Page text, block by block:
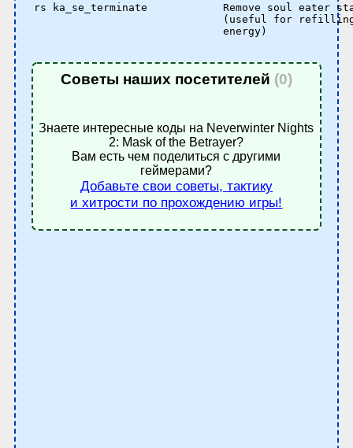
rs ka_se_terminate            Remove soul eater
(useful for
                              energy)
Советы наших посетителей (0)
Знаете интересные коды на Neverwinter Nights
2: Mask of the Betrayer?
Вам есть чем поделиться с другими
геймерами?
Добавьте свои советы, тактику
и хитрости по прохождению игры!